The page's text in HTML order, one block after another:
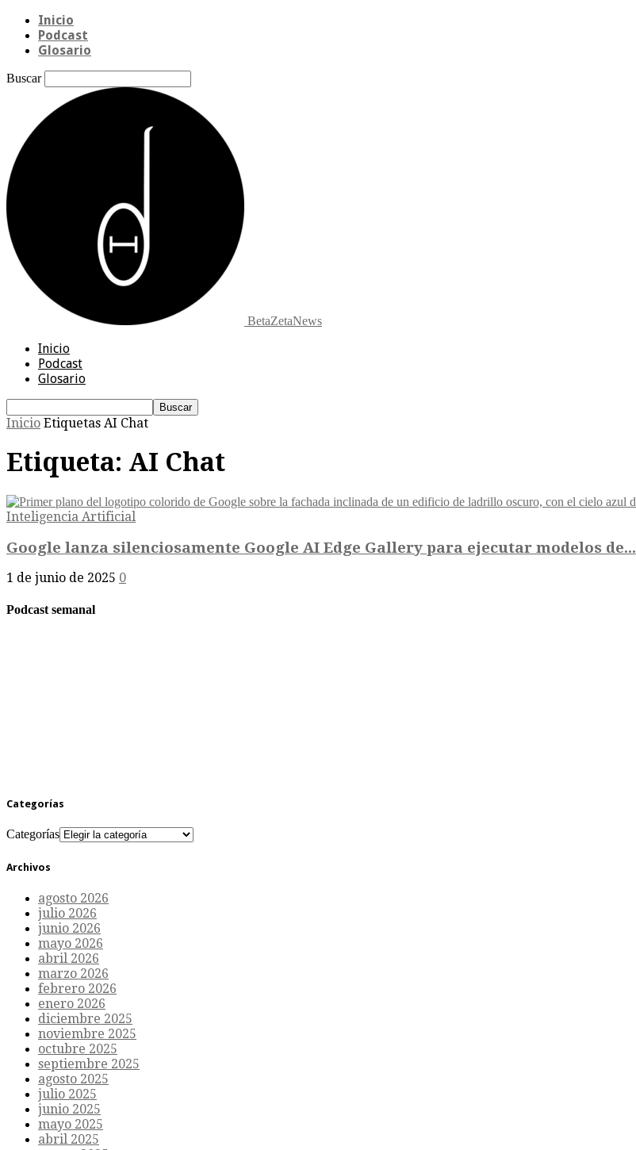
Inicio
Podcast
Glosario
Buscar
BetaZetaNews
Inicio
Podcast
Glosario
Inicio Etiquetas AI Chat
Etiqueta: AI Chat
Inteligencia Artificial
Google lanza silenciosamente Google AI Edge Gallery para ejecutar modelos de...
1 de junio de 2025 0
Podcast semanal
Categorías
Categorías
Archivos
agosto 2026
julio 2026
junio 2026
mayo 2026
abril 2026
marzo 2026
febrero 2026
enero 2026
diciembre 2025
noviembre 2025
octubre 2025
septiembre 2025
agosto 2025
julio 2025
junio 2025
mayo 2025
abril 2025